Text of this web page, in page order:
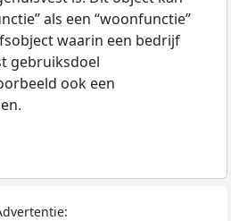
als een “woonfunctie”
waarin een bedrijf
gebruiksdoel
ook een